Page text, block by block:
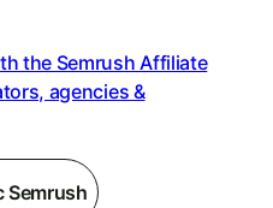
the Semrush Affiliate
agencies &
Semrush